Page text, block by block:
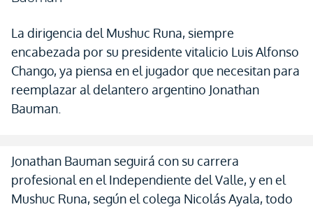
La dirigencia del Mushuc Runa, siempre
encabezada por su presidente vitalicio Luis Alfonso
Chango, ya piensa en el jugador que necesitan para
reemplazar al delantero argentino Jonathan
Bauman.
Jonathan Bauman seguirá con su carrera
profesional en el Independiente del Valle, y en el
Mushuc Runa, según el colega Nicolás Ayala, todo